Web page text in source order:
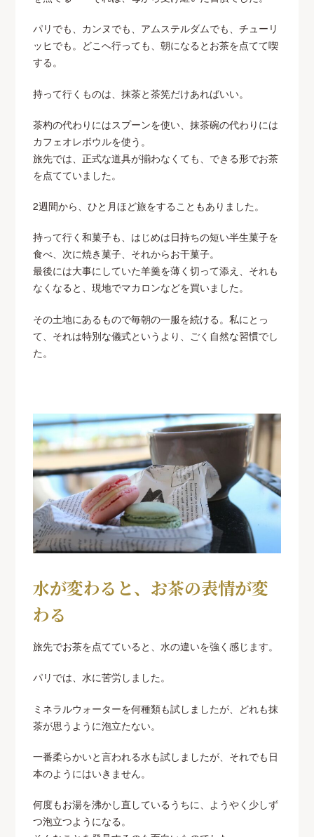
パリでも、カンヌでも、アムステルダムでも、チューリ
ッヒでも。どこへ行っても、朝になるとお茶を点てて喫
する。
持って行くものは、抹茶と茶筅だけあればいい。
茶杓の代わりにはスプーンを使い、抹茶碗の代わりには
カフェオレボウルを使う。
旅先では、正式な道具が揃わなくても、できる形でお茶
を点てていました。
2週間から、ひと月ほど旅をすることもありました。
持って行く和菓子も、はじめは日持ちの短い半生菓子を
食べ、次に焼き菓子、それからお干菓子。
最後には大事にしていた羊羹を薄く切って添え、それも
なくなると、現地でマカロンなどを買いました。
その土地にあるもので毎朝の一服を続ける。私にとっ
て、それは特別な儀式というより、ごく自然な習慣でし
た。
水が変わると、お茶の表情が変
わる
旅先でお茶を点てていると、水の違いを強く感じます。
パリでは、水に苦労しました。
ミネラルウォーターを何種類も試しましたが、どれも抹
茶が思うように泡立たない。
一番柔らかいと言われる水も試しましたが、それでも日
本のようにはいきません。
何度もお湯を沸かし直しているうちに、ようやく少しず
つ泡立つようになる。